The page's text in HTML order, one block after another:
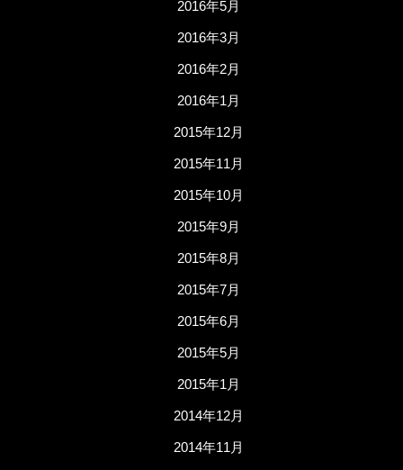
2016年5月
2016年3月
2016年2月
2016年1月
2015年12月
2015年11月
2015年10月
2015年9月
2015年8月
2015年7月
2015年6月
2015年5月
2015年1月
2014年12月
2014年11月